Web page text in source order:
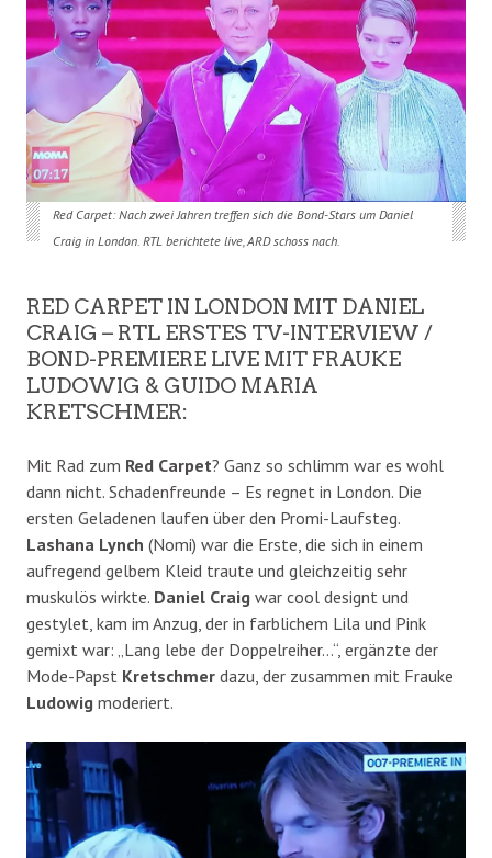
Red Carpet: Nach zwei Jahren treffen sich die Bond-Stars um Daniel
Craig in London. RTL berichtete live, ARD schoss nach.
RED CARPET IN LONDON MIT DANIEL
CRAIG – RTL ERSTES TV-INTERVIEW /
BOND-PREMIERE LIVE MIT FRAUKE
LUDOWIG & GUIDO MARIA
KRETSCHMER:
Mit Rad zum Red Carpet? Ganz so schlimm war es wohl
dann nicht. Schadenfreunde – Es regnet in London. Die
ersten Geladenen laufen über den Promi-Laufsteg.
Lashana Lynch (Nomi) war die Erste, die sich in einem
aufregend gelbem Kleid traute und gleichzeitig sehr
muskulös wirkte. Daniel Craig war cool designt und
gestylet, kam im Anzug, der in farblichem Lila und Pink
gemixt war: „Lang lebe der Doppelreiher…“, ergänzte der
Mode-Papst Kretschmer dazu, der zusammen mit Frauke
Ludowig moderiert.